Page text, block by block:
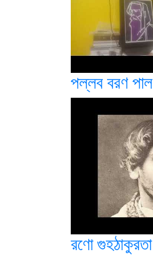
পল্লব বরণ পাল
রণো গুহঠাকুরতা